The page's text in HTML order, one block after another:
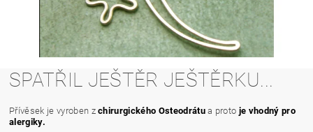
SPATŘIL JEŠTĚR JEŠTĚRKU...
Přívěsek je vyroben zchirurgického Osteodrátua proto je vhodný pro
alergiky.